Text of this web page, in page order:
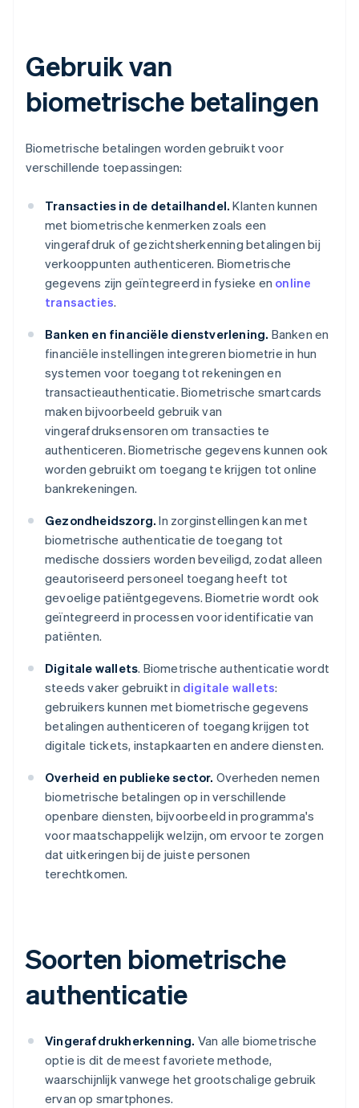
Gebruik van
biometrische betalingen
Biometrische betalingen worden gebruikt voor
verschillende toepassingen:
Transacties in de detailhandel. Klanten kunnen
met biometrische kenmerken zoals een
vingerafdruk of gezichtsherkenning betalingen bij
verkooppunten authenticeren. Biometrische
gegevens zijn geïntegreerd in fysieke en online
transacties.
Banken en financiële dienstverlening. Banken en
financiële instellingen integreren biometrie in hun
systemen voor toegang tot rekeningen en
transactieauthenticatie. Biometrische smartcards
maken bijvoorbeeld gebruik van
vingerafdruksensoren om transacties te
authenticeren. Biometrische gegevens kunnen ook
worden gebruikt om toegang te krijgen tot online
bankrekeningen.
Gezondheidszorg. In zorginstellingen kan met
biometrische authenticatie de toegang tot
medische dossiers worden beveiligd, zodat alleen
geautoriseerd personeel toegang heeft tot
gevoelige patiëntgegevens. Biometrie wordt ook
geïntegreerd in processen voor identificatie van
patiënten.
Digitale wallets. Biometrische authenticatie wordt
steeds vaker gebruikt in digitale wallets:
gebruikers kunnen met biometrische gegevens
betalingen authenticeren of toegang krijgen tot
digitale tickets, instapkaarten en andere diensten.
Overheid en publieke sector. Overheden nemen
biometrische betalingen op in verschillende
openbare diensten, bijvoorbeeld in programma's
voor maatschappelijk welzijn, om ervoor te zorgen
dat uitkeringen bij de juiste personen
terechtkomen.
Soorten biometrische
authenticatie
Vingerafdrukherkenning. Van alle biometrische
optie is dit de meest favoriete methode,
waarschijnlijk vanwege het grootschalige gebruik
ervan op smartphones.